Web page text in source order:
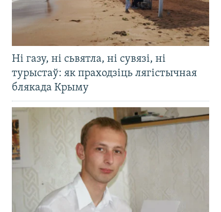
Ні газу, ні сьвятла, ні сувязі, ні
турыстаў: як праходзіць лягістычная
блякада Крыму